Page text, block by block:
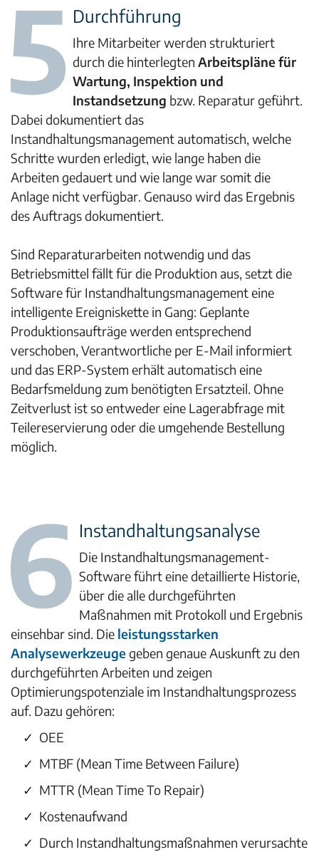
Durchführung
Ihre Mitarbeiter werden strukturiert
durch die hinterlegten Arbeitspläne für
Wartung, Inspektion und
Instandsetzung bzw. Reparatur geführt.
Dabei dokumentiert das
Instandhaltungsmanagement automatisch, welche
Schritte wurden erledigt, wie lange haben die
Arbeiten gedauert und wie lange war somit die
Anlage nicht verfügbar. Genauso wird das Ergebnis
des Auftrags dokumentiert.
Sind Reparaturarbeiten notwendig und das
Betriebsmittel fällt für die Produktion aus, setzt die
Software für Instandhaltungsmanagement eine
intelligente Ereigniskette in Gang: Geplante
Produktionsaufträge werden entsprechend
verschoben, Verantwortliche per E-Mail informiert
und das ERP-System erhält automatisch eine
Bedarfsmeldung zum benötigten Ersatzteil. Ohne
Zeitverlust ist so entweder eine Lagerabfrage mit
Teilereservierung oder die umgehende Bestellung
möglich.
Instandhaltungsanalyse
Die Instandhaltungsmanagement-
Software führt eine detaillierte Historie,
über die alle durchgeführten
Maßnahmen mit Protokoll und Ergebnis
einsehbar sind. Die leistungsstarken
Analysewerkzeugegeben genaue Auskunft zu den
durchgeführten Arbeiten und zeigen
Optimierungspotenziale im Instandhaltungsprozess
auf. Dazu gehören:
OEE
MTBF (Mean Time Between Failure)
MTTR (Mean Time To Repair)
Kostenaufwand
Durch Instandhaltungsmaßnahmen verursachte